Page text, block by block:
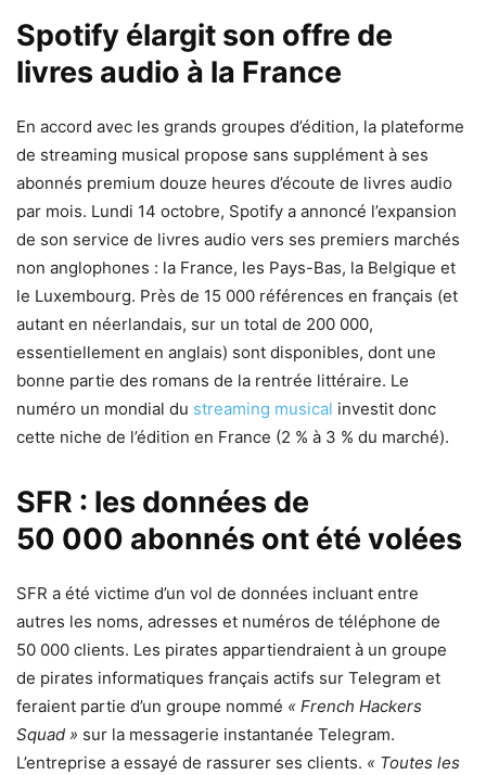
Spotify élargit son offre de
livres audio à la France
En accord avec les grands groupes d’édition, la plateforme
de streaming musical propose sans supplément à ses
abonnés premium douze heures d’écoute de livres audio
par mois. Lundi 14 octobre, Spotify a annoncé l’expansion
de son service de livres audio vers ses premiers marchés
non anglophones : la France, les Pays-Bas, la Belgique et
le Luxembourg. Près de 15 000 références en français (et
autant en néerlandais, sur un total de 200 000,
essentiellement en anglais) sont disponibles, dont une
bonne partie des romans de la rentrée littéraire. Le
numéro un mondial du streaming musical investit donc
cette niche de l’édition en France (2 % à 3 % du marché).
SFR : les données de
50 000 abonnés ont été volées
SFR a été victime d’un vol de données incluant entre
autres les noms, adresses et numéros de téléphone de
50 000 clients. Les pirates appartiendraient à un groupe
de pirates informatiques français actifs sur Telegram et
feraient partie d’un groupe nommé « French Hackers
Squad » sur la messagerie instantanée Telegram.
L’entreprise a essayé de rassurer ses clients. « Toutes les